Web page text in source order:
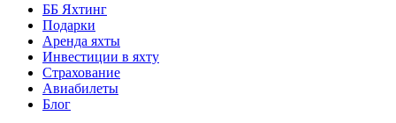
ББ Яхтинг
Подарки
Аренда яхты
Инвестиции в яхту
Страхование
Авиабилеты
Блог